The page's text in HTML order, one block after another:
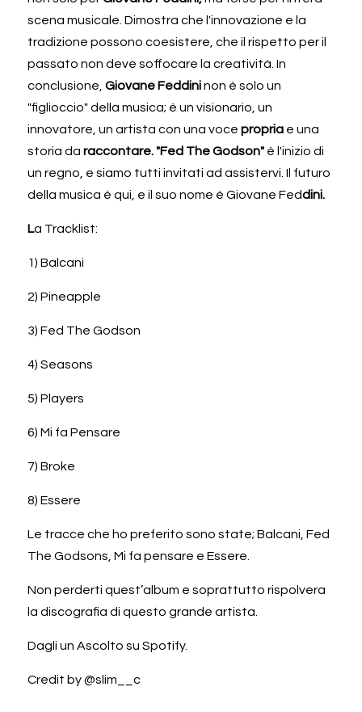
scena musicale. Dimostra che l'innovazione e la
tradizione possono coesistere, che il rispetto per il
passato non deve soffocare la creatività. In
conclusione, Giovane Feddini non è solo un
"figlioccio" della musica; è un visionario, un
innovatore, un artista con una voce propria e una
storia da raccontare. "Fed The Godson" è l'inizio di
un regno, e siamo tutti invitati ad assistervi. Il futuro
della musica è qui, e il suo nome è Giovane Feddini.
La Tracklist:
1) Balcani
2) Pineapple
3) Fed The Godson
4) Seasons
5) Players
6) Mi fa Pensare
7) Broke
8) Essere
Le tracce che ho preferito sono state; Balcani, Fed
The Godsons, Mi fa pensare e Essere.
Non perderti quest’album e soprattutto rispolvera
la discografia di questo grande artista.
Dagli un Ascolto su Spotify.
Credit by @slim__c